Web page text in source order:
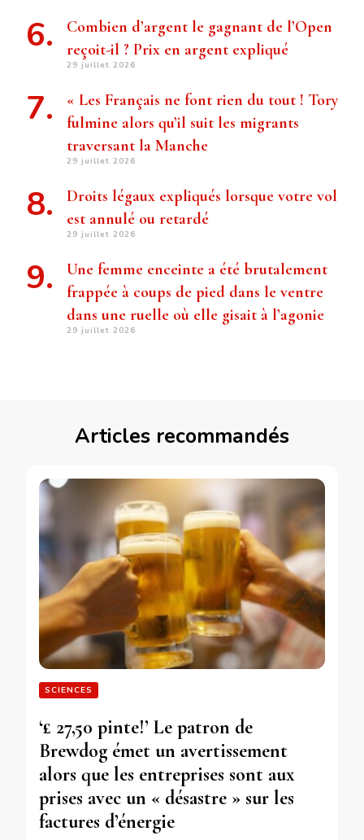
Combien d’argent le gagnant de l’Open
reçoit-il ? Prix ​​en argent expliqué
29 juillet 2026
« Les Français ne font rien du tout ! Tory
fulmine alors qu’il suit les migrants
traversant la Manche
29 juillet 2026
Droits légaux expliqués lorsque votre vol
est annulé ou retardé
29 juillet 2026
Une femme enceinte a été brutalement
frappée à coups de pied dans le ventre
dans une ruelle où elle gisait à l’agonie
29 juillet 2026
Articles recommandés
SCIENCES
‘£ 27,50 pinte!’ Le patron de
Brewdog émet un avertissement
alors que les entreprises sont aux
prises avec un « désastre » sur les
factures d’énergie